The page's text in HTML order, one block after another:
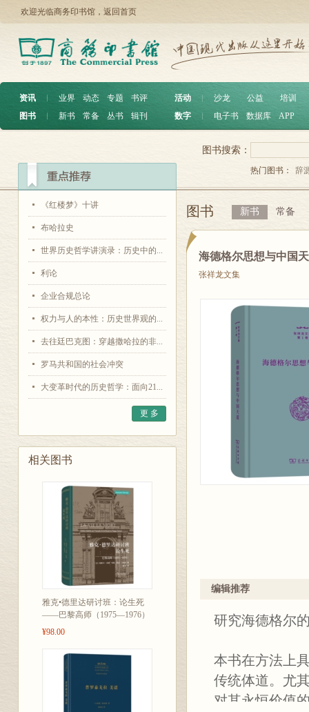
欢迎光临商务印书馆， 返回首页
资讯 ︱ 业界 动态 专题
书评
图书
︱ 新书 常备 丛书 辑刊
活动 沙龙 公益
培训
数字
电子书 数据库 APP
《红楼梦》十讲
布哈拉史
世界历史哲学讲演录：历史中的...
利论
企业合规总论
权力与人的本性：历史世界观的...
去往廷巴克图：穿越撒哈拉的非...
罗马共和国的社会冲突
大变革时代的历史哲学：面向21...
更 多
相关图书
雅克•德里达研讨班：论生死
——巴黎高师（1975—1976）
¥98.00
图书搜索：
热门图书： 辞
图书 新书 常备
海德格尔思想与中国
张祥龙文集
编辑推荐
研究海德格尔
本书在方法上
传统体道。尤
对其永恒价值